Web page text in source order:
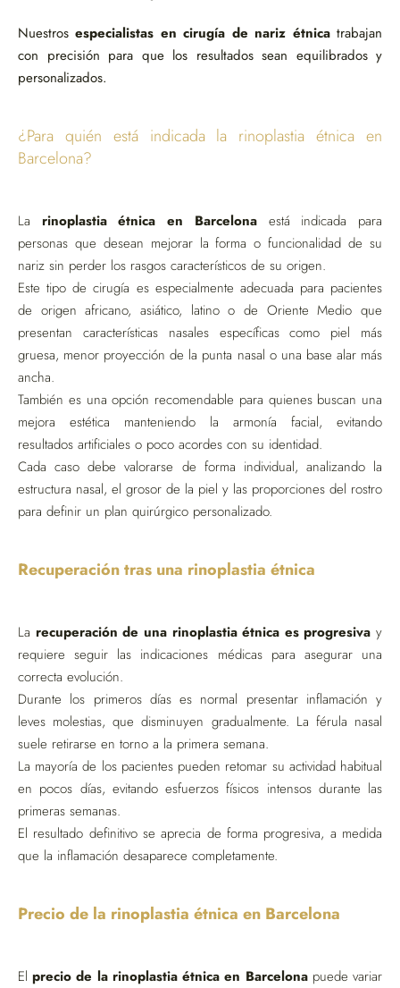
Nuestrosespecialistas en cirugía de nariz étnicatrabajan
con precisión para que los resultados sean equilibrados y
personalizados.
¿Para quién está indicada la rinoplastia étnica en
Barcelona?
La rinoplastia étnica en Barcelonaestá indicada para
personas que desean mejorar la forma o funcionalidad de su
nariz sin perder los rasgos característicos de su origen.
Este tipo de cirugía es especialmente adecuada para pacientes
de origen africano, asiático, latino o de Oriente Medio que
presentan características nasales específicas como piel más
gruesa, menor proyección de la punta nasal o una base alar más
ancha.
También es una opción recomendable para quienes buscan una
mejora estética manteniendo la armonía facial, evitando
resultados artificiales o poco acordes con su identidad.
Cada caso debe valorarse de forma individual, analizando la
estructura nasal, el grosor de la piel y las proporciones del rostro
para definir un plan quirúrgico personalizado.
Recuperación tras una rinoplastia étnica
La recuperación de una rinoplastia étnica es progresiva y
requiere seguir las indicaciones médicas para asegurar una
correcta evolución.
Durante los primeros días es normal presentar inflamación y
leves molestias, que disminuyen gradualmente. La férula nasal
suele retirarse en torno a la primera semana.
La mayoría de los pacientes pueden retomar su actividad habitual
en pocos días, evitando esfuerzos físicos intensos durante las
primeras semanas.
El resultado definitivo se aprecia de forma progresiva, a medida
que la inflamación desaparece completamente.
Precio de la rinoplastia étnica en Barcelona
Elprecio de la rinoplastia étnica en Barcelonapuede variar